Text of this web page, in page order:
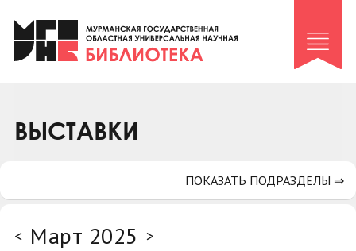
Клуб «Гиря и сельдерей»
Клуб «Семейный архив»
Коллегам
ВЫСТАВКИ
< Март 2025 >
ПОКАЗАТЬ ПОДРАЗДЕЛЫ ⇒